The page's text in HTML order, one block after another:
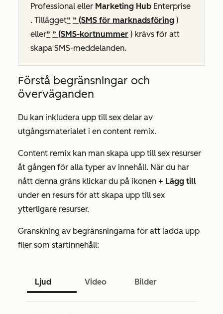
Professional eller Marketing Hub Enterprise
. Tillägget” ” (SMS för marknadsföring )
eller” ” (SMS-kortnummer ) krävs för att
skapa SMS-meddelanden.
Förstå begränsningar och
överväganden
Du kan inkludera upp till sex delar av
utgångsmaterialet i en content remix.
Content remix kan man skapa upp till sex resurser
åt gången för alla typer av innehåll. När du har
nått denna gräns klickar du på ikonen + Lägg till
under en resurs för att skapa upp till sex
ytterligare resurser.
Granskning av begränsningarna för att ladda upp
filer som startinnehåll:
Ljud Video Bilder